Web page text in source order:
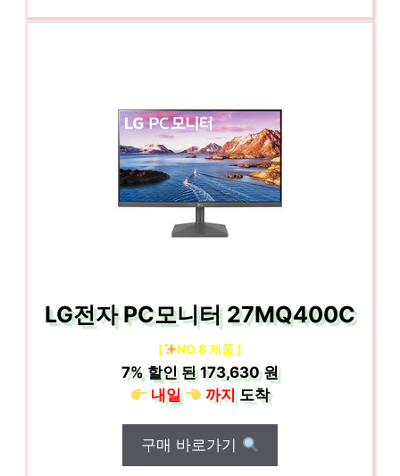
LG전자 PC모니터 27MQ400C
[ NO.8 제품 ]
7%할인 된173,630 원
내일
까지도착
구매 바로가기